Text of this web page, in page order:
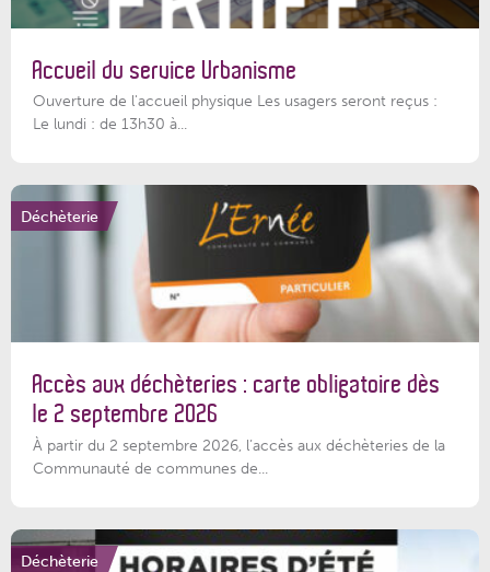
Accueil du service Urbanisme
Ouverture de l'accueil physique Les usagers seront reçus :
Le lundi : de 13h30 à...
Déchèterie
Accès aux déchèteries : carte obligatoire dès
le 2 septembre 2026
À partir du 2 septembre 2026, l’accès aux déchèteries de la
Communauté de communes de...
Déchèterie